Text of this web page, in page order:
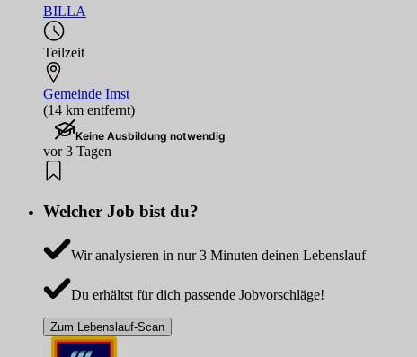
BILLA
Teilzeit
Gemeinde Imst
(14 km entfernt)
Keine Ausbildung notwendig
vor 3 Tagen
Welcher Job bist du?
Wir analysieren in nur 3 Minuten deinen Lebenslauf
Du erhältst für dich passende Jobvorschläge!
Zum Lebenslauf-Scan